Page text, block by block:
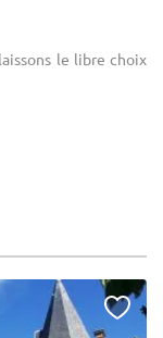
le libre choix